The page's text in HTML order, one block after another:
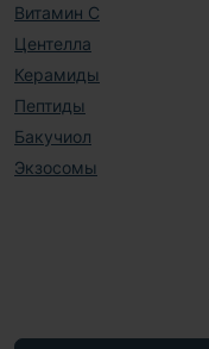
Витамин С
Центелла
Керамиды
Пептиды
Бакучиол
Экзосомы